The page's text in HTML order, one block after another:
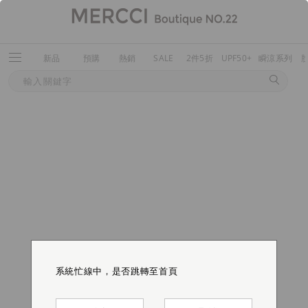
新品 預購 熱銷 SALE 2件5折 UPF50+ 瞬涼系列
系統忙線中，是否跳轉至首頁
系統忙線中，是否跳轉至首頁
系統忙線中，是否跳轉至首頁
系統忙線中，是否跳轉至首頁
系統忙線中，是否跳轉至首頁